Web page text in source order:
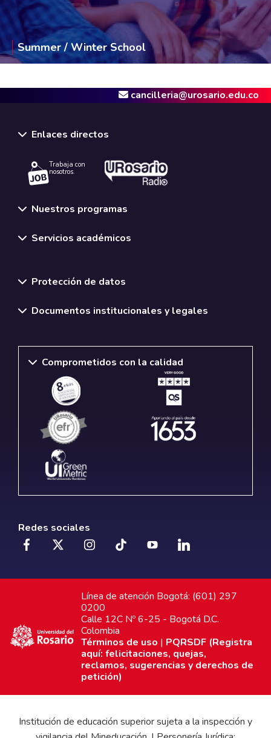
Summer / Winter School
cancilleria@urosario.edu.co
Enlaces directos
Trabaja con
nosotros.
Nuestros programas
Servicios académicos
Protección de datos
Documentos institucionales y legales
Comprometidos con la calidad
Redes sociales
Línea de atención Bogotá: (601) 297
0200
Calle 12C Nº 6-25 - Bogotá D.C.
Colombia
Términos de uso | PQRSDF (Registra
aquí: felicitaciones, quejas,
reclamos, sugerencias y derechos de
petición)
Institución de educación superior sujeta a la inspección y